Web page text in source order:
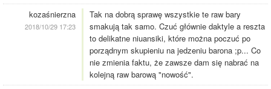
kozaśnierzna
2018/10/29 17:23
Tak na dobrą sprawę wszystkie te raw bary
smakują tak samo. Czuć głównie daktyle a reszta
to delikatne niuansiki, które można poczuć po
porządnym skupieniu na jedzeniu barona ;p... Co
nie zmienia faktu, że zawsze dam się nabrać na
kolejną raw barową "nowość".